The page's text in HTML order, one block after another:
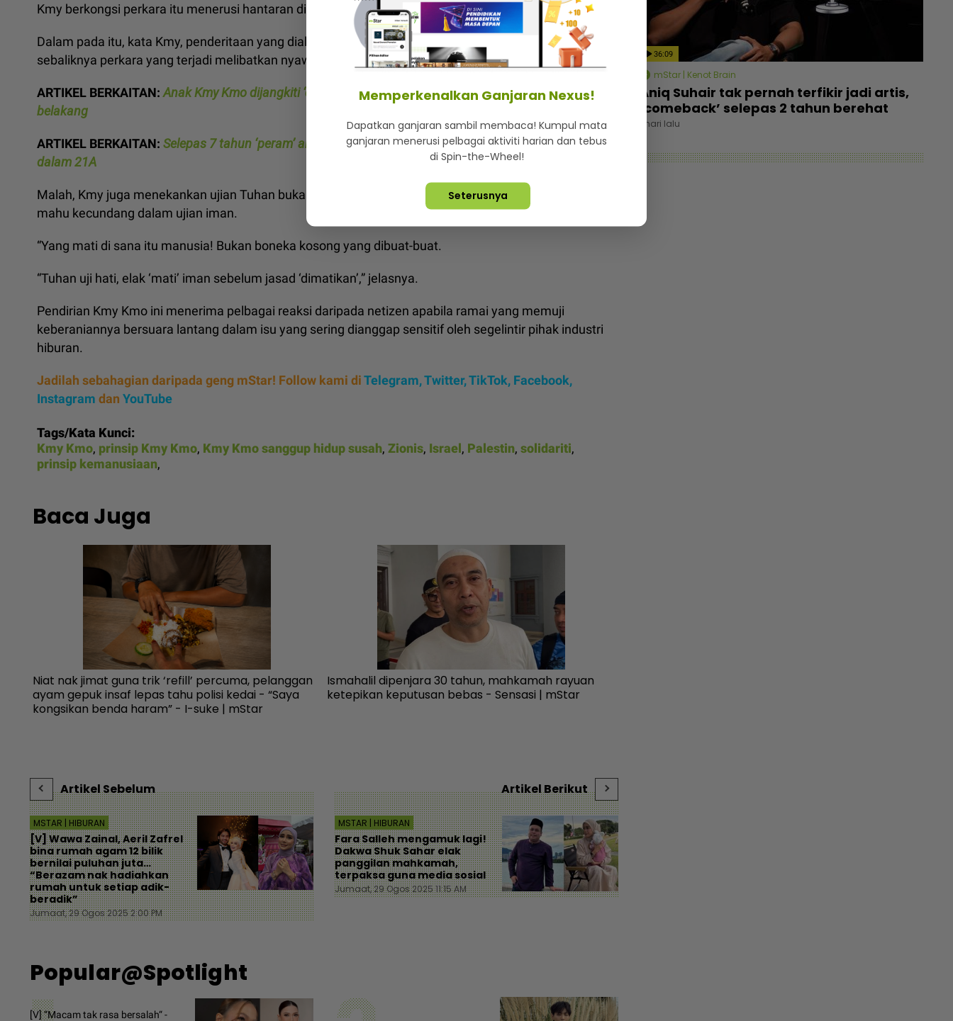
Kmy berkongsi perkara itu menerusi hantaran di akaun Threads miliknya pada pagi Jumaat.
Dalam pada itu, kata Kmy, penderitaan yang dialami rakyat Palestin bukanlah satu perkara main-main,
sebaliknya perkara yang terjadi melibatkan nyawa manusia sebenar yang dizalimi saban hari.
ARTIKEL BERKAITAN: Anak Kmy Kmo dijangkiti ‘chicken pox’ kali kedua, terpaksa ambil air tulang
belakang
ARTIKEL BERKAITAN: Selepas 7 tahun ‘peram’ akhirnya Kmy Kmo tampil lagu solo, luah perasaan
dalam 21A
Malah, Kmy juga menekankan ujian Tuhan bukan sekadar pada harta, tetapi pada hati dan dia tidak
mahu kecundang dalam ujian iman.
“Yang mati di sana itu manusia! Bukan boneka kosong yang dibuat-buat.
“Tuhan uji hati, elak ‘mati’ iman sebelum jasad ‘dimatikan’,” jelasnya.
Pendirian Kmy Kmo ini menerima pelbagai reaksi daripada netizen apabila ramai yang memuji
keberaniannya bersuara lantang dalam isu yang sering dianggap sensitif oleh segelintir pihak industri
hiburan.
Jadilah sebahagian daripada geng mStar! Follow kami diTelegram,Twitter,TikTok, Facebook,
Instagram dan YouTube
Tags/Kata Kunci:
Kmy Kmo, prinsip Kmy Kmo, Kmy Kmo sanggup hidup susah, Zionis, Israel, Palestin, solidariti,
prinsip kemanusiaan,
Baca Juga
Niat nak jimat guna trik ‘refill’ percuma, pelanggan
ayam gepuk insaf lepas tahu polisi kedai - “Saya
kongsikan benda haram” - I-suke | mStar
Ismahalil dipenjara 30 tahun, mahkamah rayuan
ketepikan keputusan bebas - Sensasi | mStar
Artikel Sebelum
MSTAR | HIBURAN
[V] Wawa Zainal, Aeril Zafrel
bina rumah agam 12 bilik
bernilai puluhan juta…
“Berazam nak hadiahkan
rumah untuk setiap adik-
beradik”
Jumaat, 29 Ogos 2025 2:00 PM
Artikel Berikut
MSTAR | HIBURAN
Fara Salleh mengamuk lagi!
Dakwa Shuk Sahar elak
panggilan mahkamah,
terpaksa guna media sosial
Jumaat, 29 Ogos 2025 11:15 AM
Popular@Spotlight
[V] “Macam tak rasa bersalah“ -
36:09
mStar | Kenot Brain
Aniq Suhair tak pernah terfikir jadi artis,
‘comeback’ selepas 2 tahun berehat
1 hari lalu
Memperkenalkan Ganjaran Nexus!
Dapatkan ganjaran sambil membaca! Kumpul mata
ganjaran menerusi pelbagai aktiviti harian dan tebus
di Spin-the-Wheel!
Seterusnya